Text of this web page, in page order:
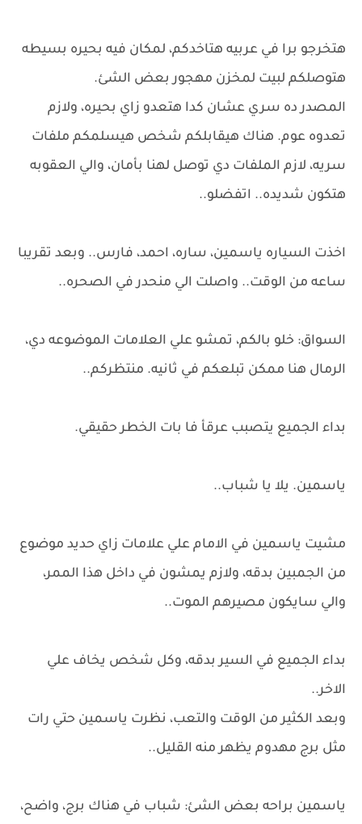
هتخرجو برا في عربيه هتاخدكم، لمكان فيه بحيره بسيطه
هتوصلكم لبيت لمخزن مهجور بعض الشئ.
المصدر ده سري عشان كدا هتعدو زاي بحيره، ولازم
تعدوه عوم. هناك هيقابلكم شخص هيسلمكم ملفات
سريه، لازم الملفات دي توصل لهنا بأمان، والي العقوبه
هتكون شديده.. اتفضلو..
اخذت السياره ياسمين، ساره، احمد، فارس.. وبعد تقريبا
ساعه من الوقت.. واصلت الي منحدر في الصحره..
السواق: خلو بالكم، تمشو علي العلامات الموضوعه دي،
الرمال هنا ممكن تبلعكم في ثانيه. منتظركم..
بداء الجميع يتصبب عرقأ فا بات الخطر حقيقي.
ياسمين. يلا يا شباب..
مشيت ياسمين في الامام علي علامات زاي حديد موضوع
من الجمبين بدقه، ولازم يمشون في داخل هذا الممر،
والي سايكون مصيرهم الموت..
بداء الجميع في السير بدقه، وكل شخص يخاف علي
الاخر..
وبعد الكثير من الوقت والتعب، نظرت ياسمين حتي رات
مثل برج مهدوم يظهر منه القليل..
ياسمين براحه بعض الشئ: شباب في هناك برج، واضح،